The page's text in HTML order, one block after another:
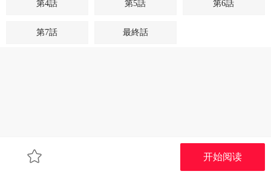
第4話 第5話 第6話
第7話 最終話
开始阅读